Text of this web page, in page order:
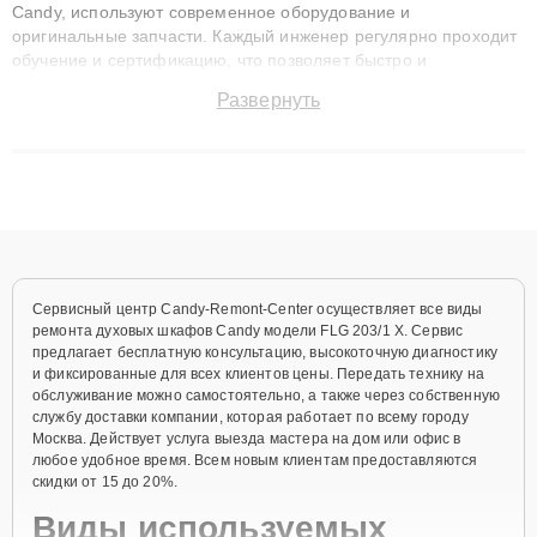
Candy, используют современное оборудование и
оригинальные запчасти. Каждый инженер регулярно проходит
обучение и сертификацию, что позволяет быстро и
сохранением гарантии до 3 лет. Наши мастера решают
Развернуть
Сервисный центр Candy-Remont-Center осуществляет все виды
ремонта духовых шкафов Candy модели FLG 203/1 X. Сервис
предлагает бесплатную консультацию, высокоточную диагностику
и фиксированные для всех клиентов цены. Передать технику на
обслуживание можно самостоятельно, а также через собственную
службу доставки компании, которая работает по всему городу
Москва. Действует услуга выезда мастера на дом или офис в
любое удобное время. Всем новым клиентам предоставляются
скидки от 15 до 20%.
Виды используемых